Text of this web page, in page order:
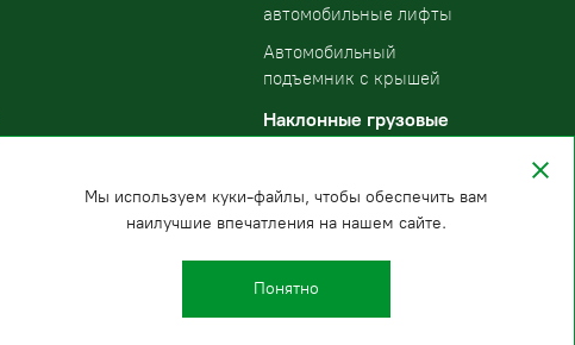
автомобильные лифты
Автомобильный
подъемник с крышей
Наклонные грузовые
Мы используем куки-файлы, чтобы обеспечить вам
наилучшие впечатления на нашем сайте.
Понятно